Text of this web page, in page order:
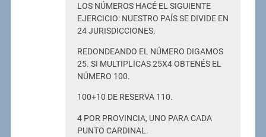
LOS NÚMEROS HACÉ EL SIGUIENTE
EJERCICIO: NUESTRO PAÍS SE DIVIDE EN
24 JURISDICCIONES.
REDONDEANDO EL NÚMERO DIGAMOS
25. SI MULTIPLICAS 25X4 OBTENÉS EL
NÚMERO 100.
100+10 DE RESERVA 110.
4 POR PROVINCIA, UNO PARA CADA
PUNTO CARDINAL.